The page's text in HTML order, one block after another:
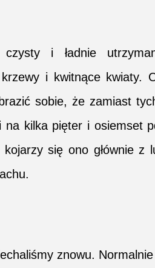
i ładnie
krzewy i kwitnące kwiaty.
sobie, że zamiast
kilka pięter i osiemset
się ono głównie z
znowu.